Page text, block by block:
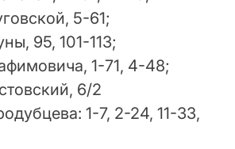
5-61;
95, 101-113;
1-71, 4-48;
6/2
1-7, 2-24, 11-33,